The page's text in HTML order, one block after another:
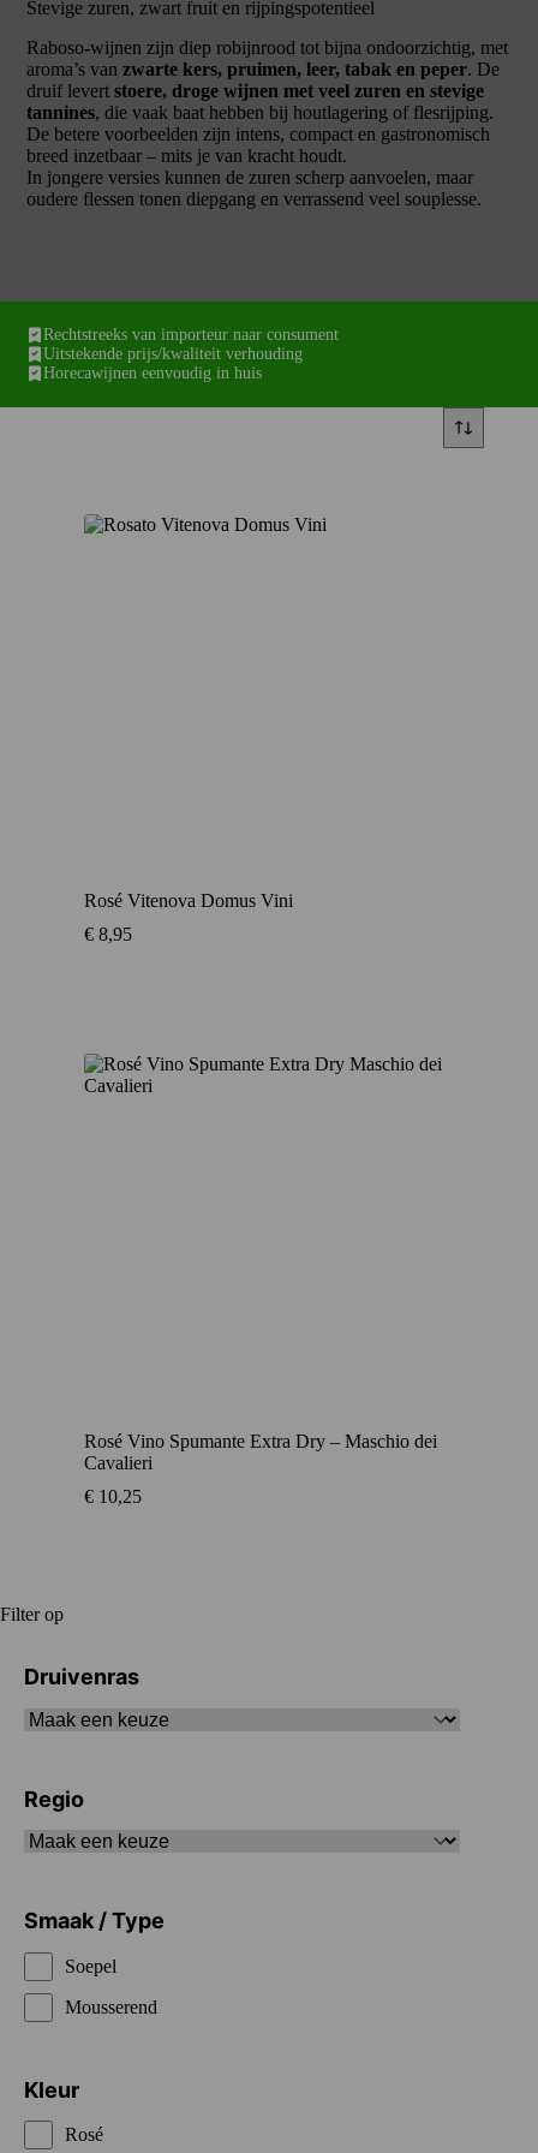
Stevige zuren, zwart fruit en rijpingspotentieel
Raboso-wijnen zijn diep robijnrood tot bijna ondoorzichtig, met
aroma’s vanzwarte kers, pruimen, leer, tabak en peper. De
druif levertstoere, droge wijnen met veel zuren en stevige
tannines, die vaak baat hebben bij houtlagering of flesrijping.
De betere voorbeelden zijn intens, compact en gastronomisch
breed inzetbaar – mits je van kracht houdt.
In jongere versies kunnen de zuren scherp aanvoelen, maar
oudere flessen tonen diepgang en verrassend veel souplesse.
Rechtstreeks van importeur naar consument
Uitstekende prijs/kwaliteit verhouding
Horecawijnen eenvoudig in huis
Rosé Vitenova Domus Vini
€ 8,95
Rosé Vino Spumante Extra Dry – Maschio dei
Cavalieri
€ 10,25
Filter op
Druivenras
Regio
Smaak / Type
Soepel
Mousserend
Kleur
Rosé